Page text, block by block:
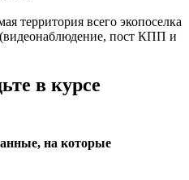
территория всего экопоселка
пост КПП и
в курсе
на которые